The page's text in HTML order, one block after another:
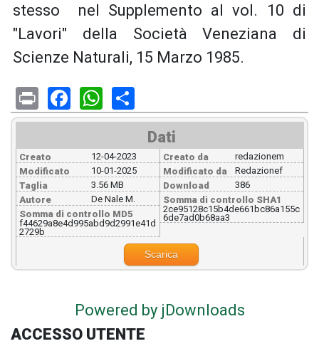
stesso nel Supplemento al vol. 10 di
"Lavori" della Società Veneziana di
Scienze Naturali, 15 Marzo 1985.
PrintFacebook
WhatsApp
Dati
Creato
12-04-2023
Modificato
10-01-2025
Taglia
3.56 MB
Autore
De Nale M.
Somma di controllo MD5
f44629a8e4d995abd9d2991e41d
2729b
Creato da
redazionem
Modificato da
Redazionef
Download
386
Somma di controllo SHA1
2ce95128c15b4de661bc86a155c
6de7ad0b68aa3
Scarica
Powered by jDownloads
ACCESSO UTENTE